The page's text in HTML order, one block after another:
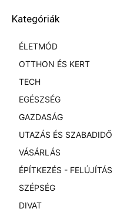
Kategóriák
ÉLETMÓD
OTTHON ÉS KERT
TECH
EGÉSZSÉG
GAZDASÁG
UTAZÁS ÉS SZABADIDŐ
VÁSÁRLÁS
ÉPÍTKEZÉS - FELÚJÍTÁS
SZÉPSÉG
DIVAT